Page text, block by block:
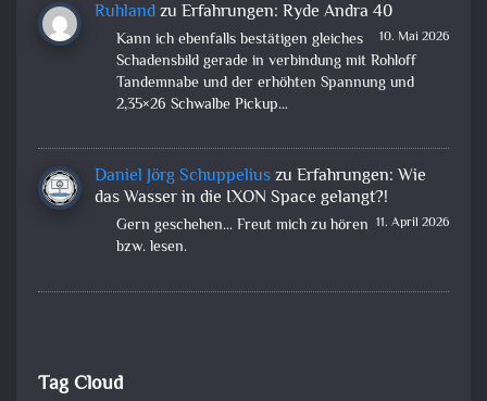
Ruhlandzu Erfahrungen: Ryde Andra 40
10. Mai 2026
Kann ich ebenfalls bestätigen gleiches
Schadensbild gerade in verbindung mit Rohloff
Tandemnabe und der erhöhten Spannung und
2,35×26 Schwalbe Pickup…
Daniel Jörg Schuppeliuszu Erfahrungen: Wie
das Wasser in die IXON Space gelangt?!
11. April 2026
Gern geschehen... Freut mich zu hören
bzw. lesen.
Tag Cloud